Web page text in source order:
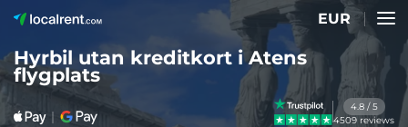
EUR
Hyrbil utan kreditkort i Atens
flygplats
4.8 / 5
4509 reviews